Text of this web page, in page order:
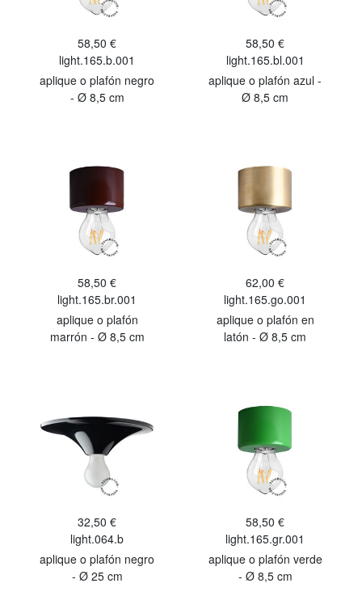
58,50 €
light.165.b.001
aplique o plafón negro
- Ø 8,5 cm
58,50 €
light.165.bl.001
aplique o plafón azul -
Ø 8,5 cm
58,50 €
light.165.br.001
aplique o plafón
marrón - Ø 8,5 cm
62,00 €
light.165.go.001
aplique o plafón en
latón - Ø 8,5 cm
32,50 €
light.064.b
aplique o plafón negro
- Ø 25 cm
58,50 €
light.165.gr.001
aplique o plafón verde
- Ø 8,5 cm